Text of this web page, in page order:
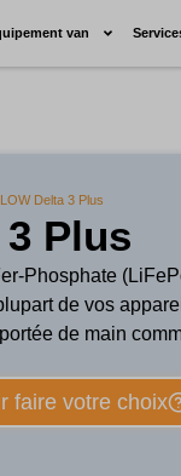
van
Delta 3 Plus
3 Plus
Phosphate
de vos
de main
faire votre choix